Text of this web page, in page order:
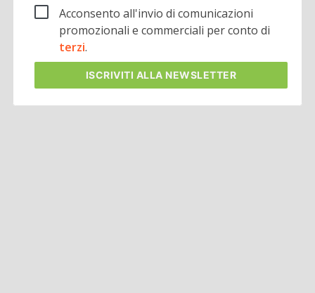
Acconsento all'invio di comunicazioni
promozionali e commerciali per conto di
terzi.
ISCRIVITI ALLA NEWSLETTER